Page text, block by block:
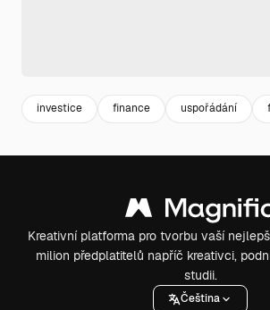
investice finance uspořádání
Kreativní platforma pro tvorbu vaší
milion předplatitelů napříč kreativci,
studii.
Čeština